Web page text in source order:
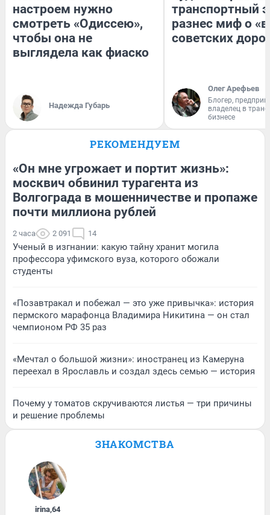
настроем нужно
смотреть «Одиссею»,
чтобы она не
выглядела как фиаско
Надежда Губарь
транспортный
разнес миф о
советских
Олег Арефьев
Блогер,
владелец в
бизнесе
РЕКОМЕНДУЕМ
«Он мне угрожает и портит жизнь»:
москвич обвинил турагента из
Волгограда в мошенничестве и пропаже
почти миллиона рублей
2 часа 2 091 14
Ученый в изгнании: какую тайну хранит могила
профессора уфимского вуза, которого обожали
студенты
«Позавтракал и побежал — это уже привычка»: история
пермского марафонца Владимира Никитина — он стал
чемпионом РФ 35 раз
«Мечтал о большой жизни»: иностранец из Камеруна
переехал в Ярославль и создал здесь семью — история
Почему у томатов скручиваются листья — три причины
и решение проблемы
ЗНАКОМСТВА
irina,64